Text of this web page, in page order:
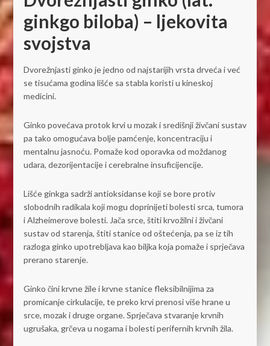
ginkgo biloba) – ljekovita
svojstva
Dvorežnjasti ginko je jedno od najstarijih vrsta drveća i već
se tisućama godina lišće sa stabla koristi u kineskoj
medicini.
Ginko povećava protok krvi u mozak i središnji živčani sustav
pa tako omogućava bolje pamćenje, koncentraciju i
mentalnu jasnoću. Pomaže kod oporavka od moždanog
udara, dezorijentacije i cerebralne insuficijencije.
Lišće ginkga sadrži antioksidanse koji se bore protiv
slobodnih radikala koji mogu doprinijeti bolesti srca, tumora
i Alzheimerove bolesti. Jača srce, štiti krvožilni i živčani
sustav od starenja, štiti stanice od oštećenja, pa se iz tih
razloga ginko upotrebljava kao biljka koja pomaže i sprječava
prerano starenje.
Ginko čini krvne žile i krvne stanice fleksibilnijima za
promicanje cirkulacije, te preko krvi prenosi više hrane u
srce, mozak i druge organe. Sprječava stvaranje krvnih
ugrušaka, grčeva u nogama i bolesti perifernih krvnih žila.